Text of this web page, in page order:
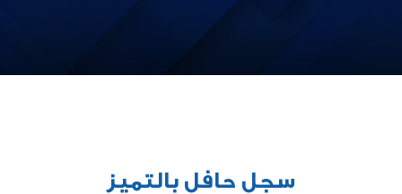
سجل حافل بالتميز